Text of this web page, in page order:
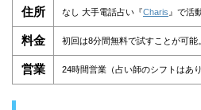
住所 なし 大手電話占い『Charis』で活
料金 初回は8分間無料で試すことが可能
営業 24時間営業（占い師のシフトはあり